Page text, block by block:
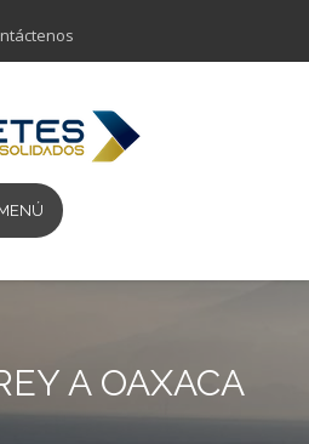
A OAXACA